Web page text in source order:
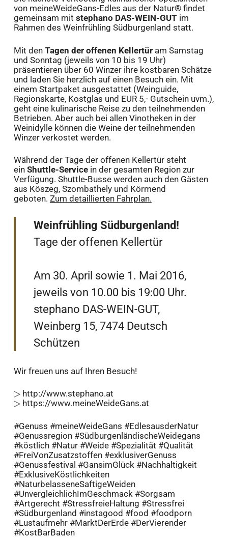
von meineWeideGans-Edles aus der Natur®findet
gemeinsam mit stephano DAS-WEIN-GUTim
Rahmen des Weinfrühling Südburgenland statt.
Mit den Tagen der offenen Kellertüram Samstag
und Sonntag (jeweils von 10 bis 19 Uhr)
präsentieren über 60 Winzer ihre kostbaren Schätze
und laden Sie herzlich auf einen Besuch ein. Mit
einem Startpaket ausgestattet (Weinguide,
Regionskarte, Kostglas und EUR 5,- Gutschein uvm.),
geht eine kulinarische Reise zu den teilnehmenden
Betrieben. Aber auch bei allen Vinotheken in der
Weinidylle können die Weine der teilnehmenden
Winzer verkostet werden.
Während der Tage der offenen Kellertür steht
ein Shuttle-Servicein der gesamten Region zur
Verfügung. Shuttle-Busse werden auch den Gästen
aus Köszeg, Szombathely und Körmend
geboten. Zum detaillierten Fahrplan.
Weinfrühling Südburgenland!
Tage der offenen Kellertür
Am 30. April sowie 1. Mai 2016,
jeweils von 10.00 bis 19:00 Uhr.
stephano DAS-WEIN-GUT,
Weinberg 15, 7474 Deutsch
Schützen
Wir freuen uns auf Ihren Besuch!
▷ http://www.stephano.at
▷ https://www.meineWeideGans.at
#‎Genuss‬ ‪#‎meineWeideGans‬ ‪#‎EdlesausderNatur‬
‪#‎Genussregion‬ ‪#‎SüdburgenländischeWeidegans‬
‪#‎köstlich‬ ‪#‎Natur‬ ‪#‎Weide‬ ‪#‎Spezialität‬ ‪#‎Qualität‬
‪#‎FreiVonZusatzstoffen‬ ‪#‎exklusiverGenuss‬
‪#‎Genussfestival‬ ‪#‎GansimGlück‬ ‪#‎Nachhaltigkeit‬
‪#‎ExklusiveKöstlichkeiten‬
‪#‎NaturbelasseneSaftigeWeiden‬
‪#‎UnvergleichlichImGeschmack‬ ‪#‎Sorgsam‬
‪#‎Artgerecht‬ ‪#‎StressfreieHaltung‬ ‪#‎Stressfrei‬
‪#‎Südburgenland‬ ‪#‎instagood‬ ‪#‎food‬ ‪#‎foodporn‬
‪#‎Lustaufmehr‬ ‪#‎MarktDerErde‬ ‪#‎DerVierender‬
‪#‎KostBarBaden‬